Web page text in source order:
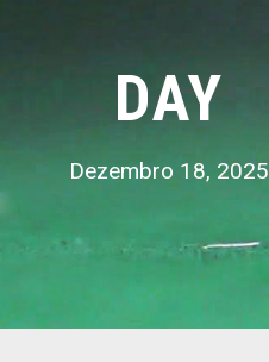
DAY
Dezembro 18, 2025